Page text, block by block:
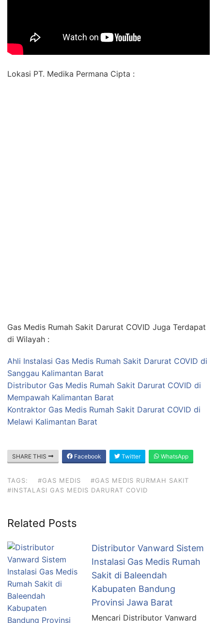
Lokasi PT. Medika Permana Cipta :
Gas Medis Rumah Sakit Darurat COVID Juga Terdapat
di Wilayah :
Ahli Instalasi Gas Medis Rumah Sakit Darurat COVID di
Sanggau Kalimantan Barat
Distributor Gas Medis Rumah Sakit Darurat COVID di
Mempawah Kalimantan Barat
Kontraktor Gas Medis Rumah Sakit Darurat COVID di
Melawi Kalimantan Barat
SHARE THIS Facebook Twitter WhatsApp
TAGS: #GAS MEDIS
#GAS MEDIS RURMAH SAKIT
#INSTALASI GAS MEDIS DARURAT COVID
Related Posts
Distributor Vanward Sistem
Instalasi Gas Medis Rumah
Sakit di Baleendah
Kabupaten Bandung
Provinsi Jawa Barat
Mencari Distributor Vanward